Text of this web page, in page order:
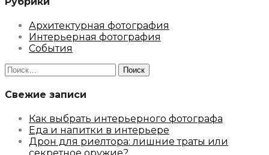
Архитектурная фотография
Интерьерная фотография
События
Найти:
Свежие записи
Как выбрать интерьерного фотографа
Еда и напитки в интерьере
Дрон для риелтора: лишние траты или